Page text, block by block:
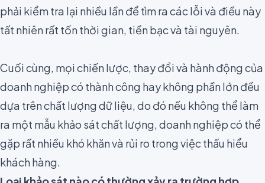
phải kiểm tra lại nhiều lần để tìm ra các lỗi và điều này
tất nhiên rất tốn thời gian, tiền bạc và tài nguyên.
Cuối cùng, mọi chiến lược, thay đổi và hành động của
doanh nghiệp có thành công hay không phần lớn đều
dựa trên chất lượng dữ liệu, do đó nếu không thể làm
ra một mẫu khảo sát chất lượng, doanh nghiệp có thể
gặp rất nhiều khó khăn và rủi ro trong việc thấu hiểu
khách hàng.